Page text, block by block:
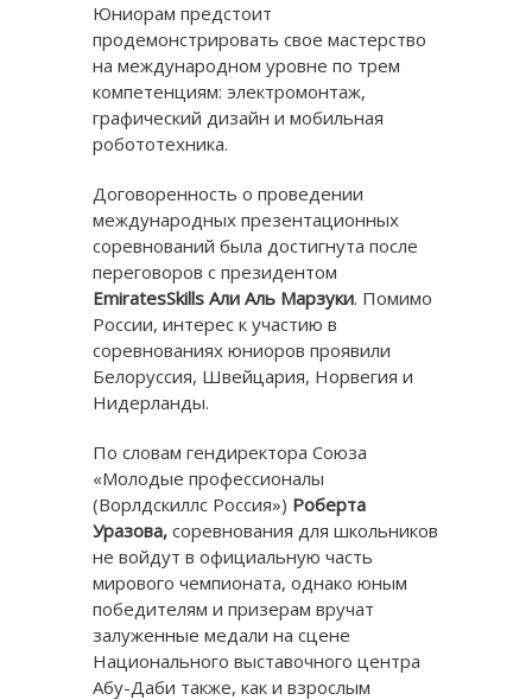
Юниорам предстоит
продемонстрировать свое мастерство
на международном уровне по трем
компетенциям: электромонтаж,
графический дизайн и мобильная
робототехника.
Договоренность о проведении
международных презентационных
соревнований была достигнута после
переговоров с президентом
EmiratesSkills Али Аль Марзуки. Помимо
России, интерес к участию в
соревнованиях юниоров проявили
Белоруссия, Швейцария, Норвегия и
Нидерланды.
По словам гендиректора Союза
«Молодые профессионалы
(Ворлдскиллс Россия») Роберта
Уразова, соревнования для школьников
не войдут в официальную часть
мирового чемпионата, однако юным
победителям и призерам вручат
залуженные медали на сцене
Национального выставочного центра
Абу-Даби также, как и взрослым